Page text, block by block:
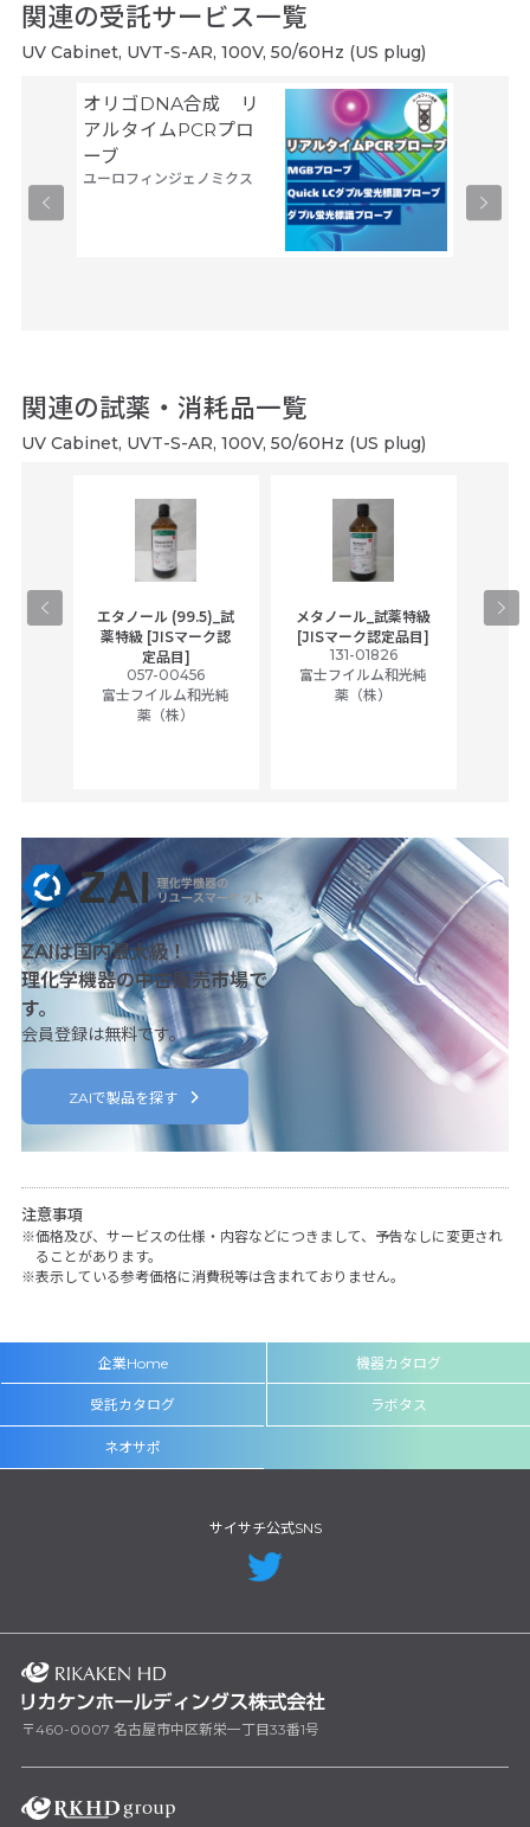
関連の受託サービス一覧
UV Cabinet, UVT-S-AR, 100V, 50/60Hz (US plug)
オリゴDNA合成 リ
アルタイムPCRプロ
ーブ
ユーロフィンジェノミクス
関連の試薬・消耗品一覧
UV Cabinet, UVT-S-AR, 100V, 50/60Hz (US plug)
エタノール (99.5)_試
薬特級 [JISマーク認
定品目]
057-00456
富士フイルム和光純
薬（株）
メタノール_試薬特級
[JISマーク認定品目]
131-01826
富士フイルム和光純
薬（株）
ア
ZAIは国内最大級！
理化学機器の中古販売市場で
す。
会員登録は無料です。
ZAIで製品を探す
注意事項
価格及び、サービスの仕様・内容などにつきまして、予告なしに変更され
ることがあります。
表示している参考価格に消費税等は含まれておりません。
企業Home 機器カタログ
受託カタログ ラボタス
ネオサポ
サイサチ公式SNS
〒460-0007 名古屋市中区新栄一丁目33番1号